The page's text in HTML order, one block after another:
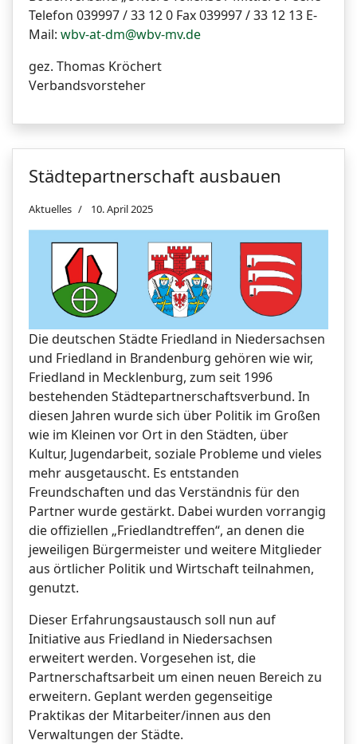
Telefon 039997 / 33 12 0 Fax 039997 / 33 12 13 E-
Mail: wbv-at-dm@wbv-mv.de
gez. Thomas Kröchert
Verbandsvorsteher
Städtepartnerschaft ausbauen
Aktuelles 10. April 2025
Die deutschen Städte Friedland in Niedersachsen
und Friedland in Brandenburg gehören wie wir,
Friedland in Mecklenburg, zum seit 1996
bestehenden Städtepartnerschaftsverbund. In
diesen Jahren wurde sich über Politik im Großen
wie im Kleinen vor Ort in den Städten, über
Kultur, Jugendarbeit, soziale Probleme und vieles
mehr ausgetauscht. Es entstanden
Freundschaften und das Verständnis für den
Partner wurde gestärkt. Dabei wurden vorrangig
die offiziellen „Friedlandtreffen“, an denen die
jeweiligen Bürgermeister und weitere Mitglieder
aus örtlicher Politik und Wirtschaft teilnahmen,
genutzt.
Dieser Erfahrungsaustausch soll nun auf
Initiative aus Friedland in Niedersachsen
erweitert werden. Vorgesehen ist, die
Partnerschaftsarbeit um einen neuen Bereich zu
erweitern. Geplant werden gegenseitige
Praktikas der Mitarbeiter/innen aus den
Verwaltungen der Städte.